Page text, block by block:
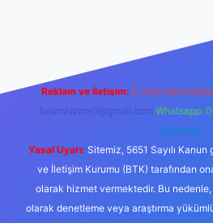
Reklam ve İletişim: E-mail:
forumhizmeti@gmail.com Whatsapp:
@karabul
Yasal Uyarı: Sitemiz, 5651 Sayılı
ve İletişim Kurumu (BTK) tarafından
olarak hizmet vermektedir. Bu
olarak denetleme veya araştırma